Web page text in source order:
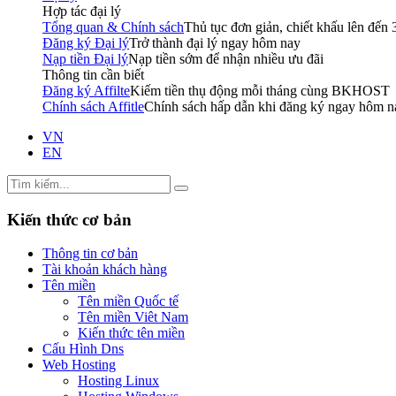
Hợp tác đại lý
Tổng quan & Chính sáchThủ tục đơn giản, chiết khấu lên đến
Đăng ký Đại lýTrở thành đại lý ngay hôm nay
Nạp tiền Đại lýNạp tiền sớm để nhận nhiều ưu đãi
Thông tin cần biết
Đăng ký AffilteKiếm tiền thụ động mỗi tháng cùng BKHOST
Chính sách AffitleChính sách hấp dẫn khi đăng ký ngay hôm
VN
EN
Kiến thức cơ bản
Thông tin cơ bản
Tài khoản khách hàng
Tên miền
Tên miền Quốc tế
Tên miền Viêt Nam
Kiến thức tên miền
Cấu Hình Dns
Web Hosting
Hosting Linux